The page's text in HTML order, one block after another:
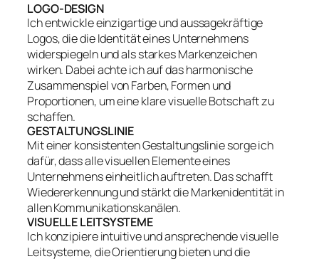
LOGO-DESIGN
Ich entwickle einzigartige und aussagekräftige
Logos, die die Identität eines Unternehmens
widerspiegeln und als starkes Markenzeichen
wirken. Dabei achte ich auf das harmonische
Zusammenspiel von Farben, Formen und
Proportionen, um eine klare visuelle Botschaft zu
schaffen.
GESTALTUNGSLINIE
Mit einer konsistenten Gestaltungslinie sorge ich
dafür, dass alle visuellen Elemente eines
Unternehmens einheitlich auftreten. Das schafft
Wiedererkennung und stärkt die Markenidentität in
allen Kommunikationskanälen.
VISUELLE LEITSYSTEME
Ich konzipiere intuitive und ansprechende visuelle
Leitsysteme, die Orientierung bieten und die